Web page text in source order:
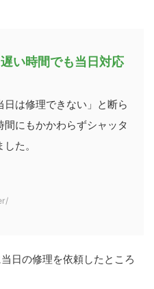
い時間でも当日対応
は修理できない」と断ら
にもかかわらずシャッタ
た。
日の修理を依頼したところ